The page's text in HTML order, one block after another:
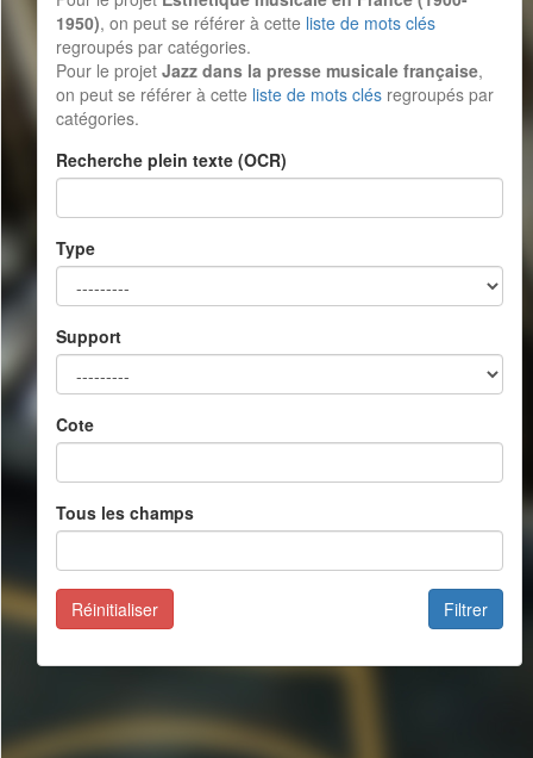
1950), on peut se référer à cette liste de mots clés
regroupés par catégories.
Pour le projet Jazz dans la presse musicale française,
on peut se référer à cette liste de mots clés regroupés par
catégories.
Recherche plein texte (OCR)
Type
Support
Cote
Tous les champs
Filtrer
Réinitialiser